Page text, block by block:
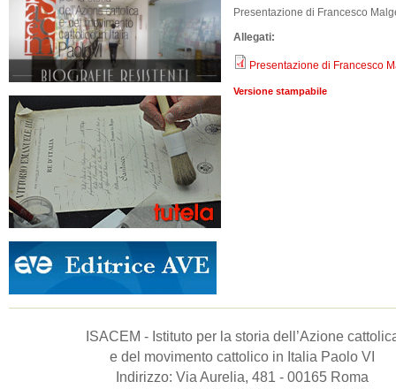
Presentazione di Francesco
Allegati:
Presentazione di Francesco
Versione stampabile
ISACEM - Istituto per la storia dell’Azione
e del movimento cattolico in Italia Paolo VI
Indirizzo: Via Aurelia, 481 - 00165 Roma